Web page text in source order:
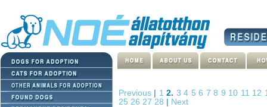
Previous 12. 34 56 78 9 10 11 12
25 26 27 28
Next